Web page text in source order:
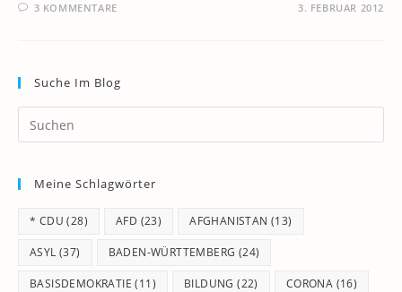
3 KOMMENTARE 3. FEBRUAR 2012
Suche Im Blog
Meine Schlagwörter
* CDU (28) AFD (23) AFGHANISTAN (13)
ASYL (37) BADEN-WÜRTTEMBERG (24)
BASISDEMOKRATIE (11) BILDUNG (22) CORONA (16)